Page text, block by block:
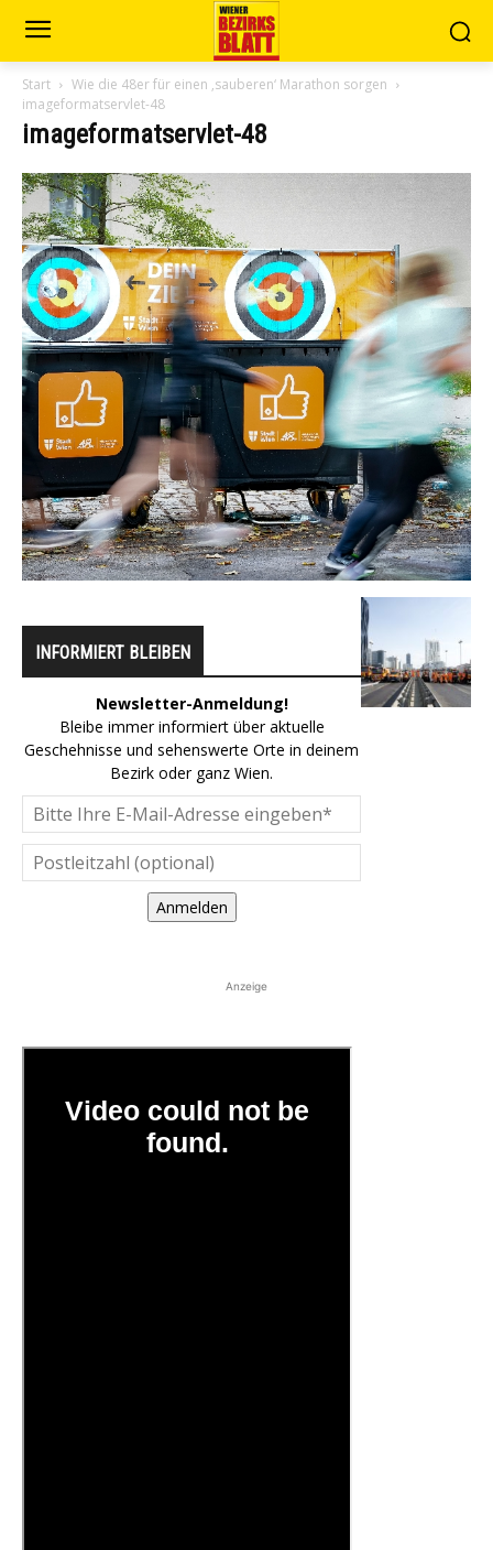
Start
Wie die 48er für einen ‚sauberen‘ Marathon sorgen
imageformatservlet-48
imageformatservlet-48
INFORMIERT BLEIBEN
Newsletter-Anmeldung!
Bleibe immer informiert über aktuelle
Geschehnisse und sehenswerte Orte in deinem
Bezirk oder ganz Wien.
Anmelden
Anzeige